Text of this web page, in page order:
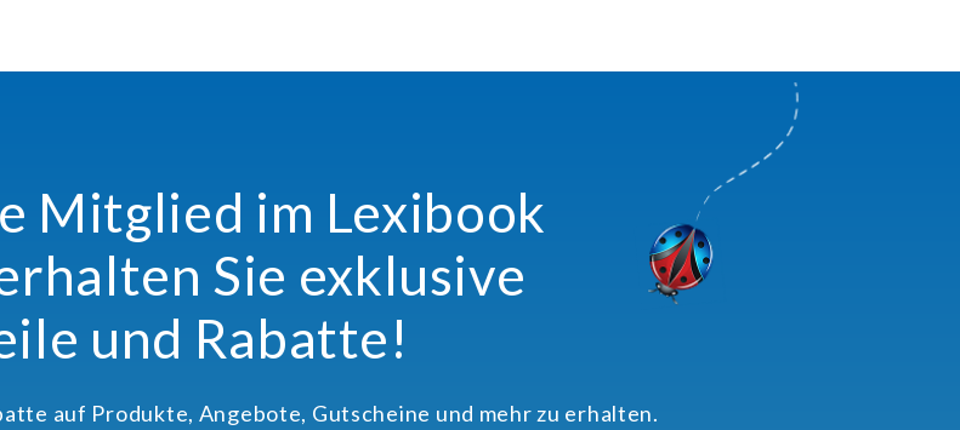
Mitglied im Lexibook
Sie exklusive
und Rabatte!
auf Produkte, Angebote, Gutscheine und mehr zu erhalten.